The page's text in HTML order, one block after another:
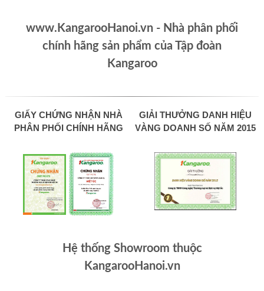
www.KangarooHanoi.vn - Nhà phân phối
chính hãng sản phẩm của Tập đoàn
Kangaroo
GIẤY CHỨNG NHẬN NHÀ
PHÂN PHỐI CHÍNH HÃNG
GIẢI THƯỞNG DANH HIỆU
VÀNG DOANH SỐ NĂM 2015
Hệ thống Showroom thuộc
KangarooHanoi.vn